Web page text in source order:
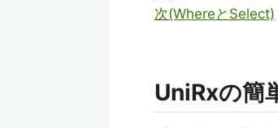
次(WhereとSelect)
UniRxの簡